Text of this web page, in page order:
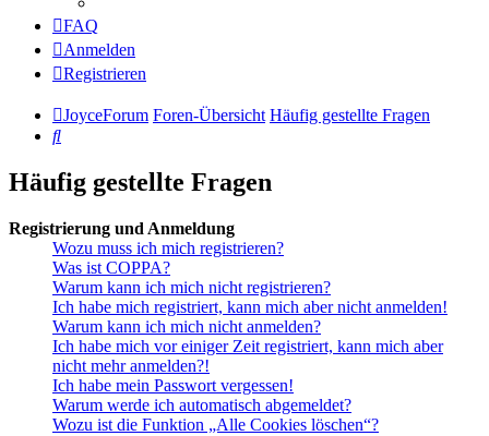
FAQ
Anmelden
Registrieren
JoyceForum Foren-Übersicht Häufig gestellte Fragen
Suche
Häufig gestellte Fragen
Registrierung und Anmeldung
Wozu muss ich mich registrieren?
Was ist COPPA?
Warum kann ich mich nicht registrieren?
Ich habe mich registriert, kann mich aber nicht anmelden!
Warum kann ich mich nicht anmelden?
Ich habe mich vor einiger Zeit registriert, kann mich aber
nicht mehr anmelden?!
Ich habe mein Passwort vergessen!
Warum werde ich automatisch abgemeldet?
Wozu ist die Funktion „Alle Cookies löschen“?